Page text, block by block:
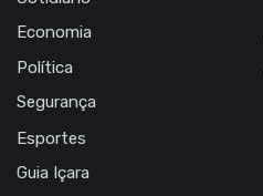
Economia
Política
Segurança
Esportes
Guia Içara